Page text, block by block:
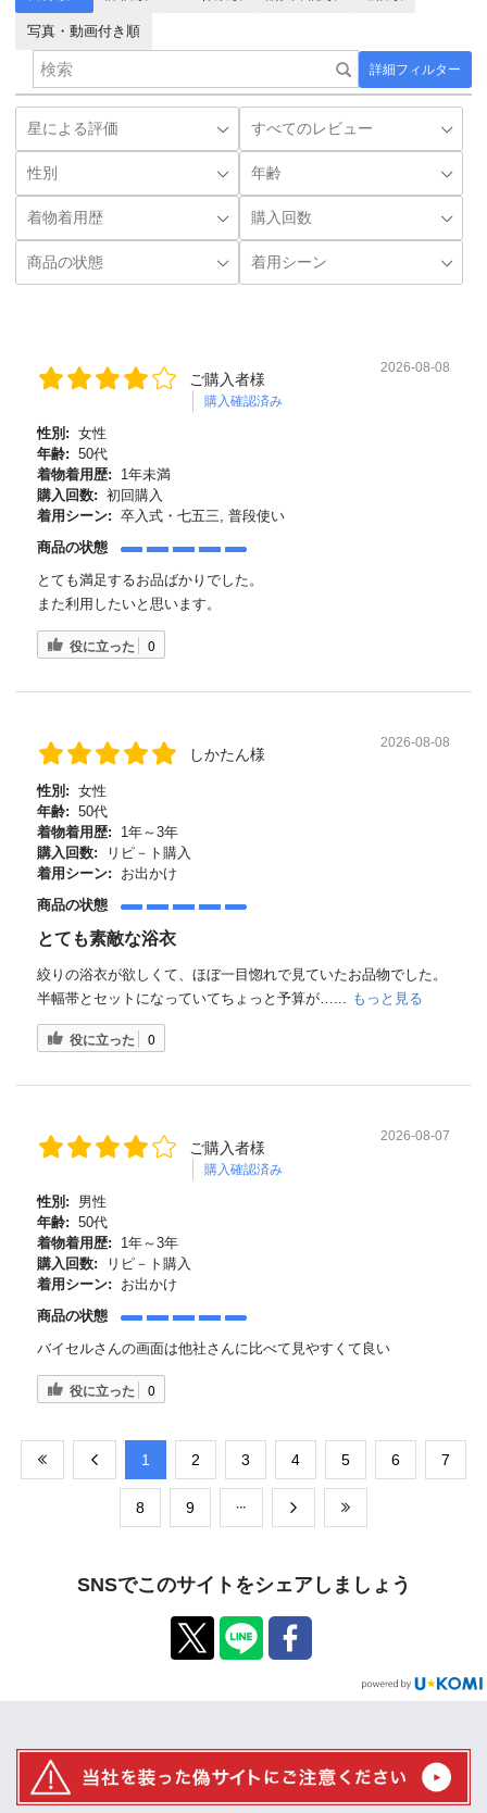
詳細フィルター
写真・動画付き順
ご購入者様
購入確認済み
2026-08-08
性別: 女性
年齢: 50代
着物着用歴:
1年未満
購入回数: 初回購入
着用シーン: 卒入式・七五三, 普段使い
商品の状態
とても満足するお品ばかりでした。
また利用したいと思います。
役に立った 0
しかたん様
2026-08-08
性別: 女性
年齢: 50代
着物着用歴:
1年～3年
購入回数:
リピ－ト購入
着用シーン:
お出かけ
商品の状態
とても素敵な浴衣
絞りの浴衣が欲しくて、ほぼ一目惚れで見ていたお品物でした。
半幅帯とセットになっていてちょっと予算が…...
もっと見る
役に立った 0
ご購入者様
購入確認済み
2026-08-07
性別:
男性
年齢: 50代
着物着用歴:
1年～3年
購入回数:
リピ－ト購入
着用シーン:
お出かけ
商品の状態
バイセルさんの画面は他社さんに比べて見やすくて良い
役に立った 0
​1 ​2 ​3 ​4 ​5 ​6 ​7
​8 ​9
SNSでこのサイトをシェアしましょう